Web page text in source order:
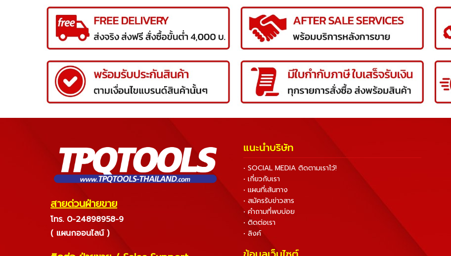
สายด่วนฝ่ายขาย
โทร. 0-24898958-9
( แผนกออนไลน์ )
แนะนำบริษัท
• SOCIAL MEDIA ติดตามเราไว้!
• เกี่ยวกับเรา
• แผนที่เส้นทาง
• สมัครรับข่าวสาร
• คำถามที่พบบ่อย
• ติดต่อเรา
• ลิงค์